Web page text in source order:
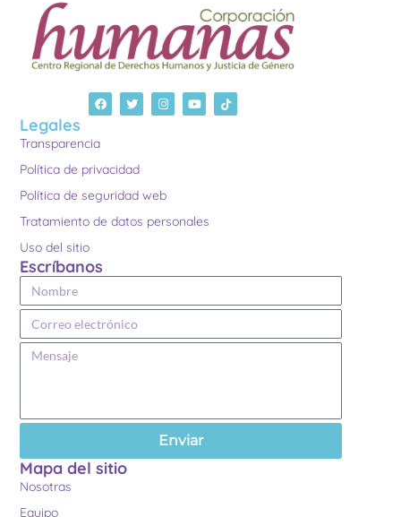
Legales
Transparencia
Política de privacidad
Política de seguridad web
Tratamiento de datos personales
Uso del sitio
Escríbanos
Enviar
Mapa del sitio
Nosotras
Equipo